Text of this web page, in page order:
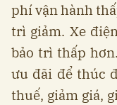
phí vận hành
trì giảm. Xe
bảo trì thấp
ưu đãi để thúc
thuế, giảm giá,